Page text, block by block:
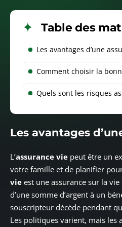
Table des
Les avantages d’une
Comment choisir la
Quels sont les risques
Les avantages
L’assurance vie peut être un
votre famille et de planifier
vie est une assurance sur la
d’une somme d’argent à un
souscripteur décède pendant
Les politiques varient, mais les